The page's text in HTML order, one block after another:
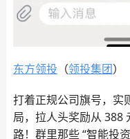
东方领投 （领投集团）
打着正规公司旗号，实
局，拉人头奖励从 388
路！群里那些 “智能投